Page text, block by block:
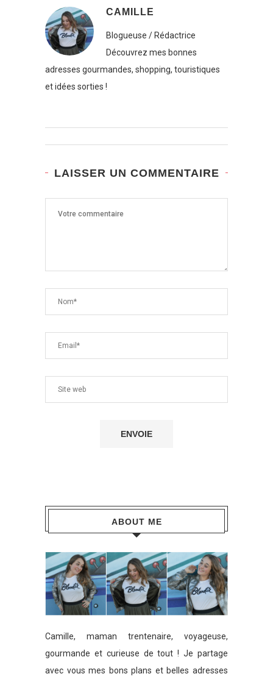
CAMILLE
Blogueuse / Rédactrice
Découvrez mes bonnes
adresses gourmandes, shopping, touristiques
et idées sorties !
LAISSER UN COMMENTAIRE
ABOUT ME
Camille, maman trentenaire, voyageuse,
gourmande et curieuse de tout ! Je partage
avec vous mes bons plans et belles adresses